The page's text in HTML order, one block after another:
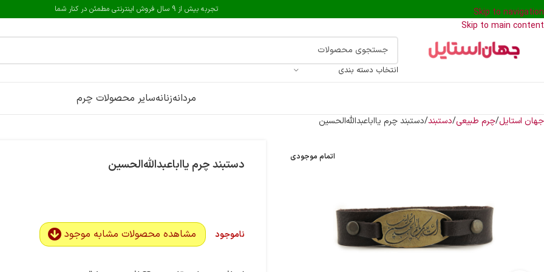
Skip to navigation
Skip to main content
تجربه بیش از 9 سال فروش اینترنتی مطمئن در کنار شما
انتخاب دسته بندی
مردانهزنانهسایر محصولات چرم
جهان استایل چرم طبیعی دستبند دستبند چرم یااباعبدالله‌الحسین
اتمام موجودی دستبند چرم یااباعبدالله‌الحسین
ناموجود مشاهده محصولات مشابه موجود